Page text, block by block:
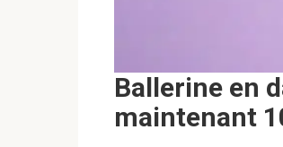
Ballerine en
maintenant